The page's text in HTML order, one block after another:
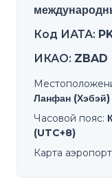
Код ИАТА:
ИКАО: ZBAD
Ланфан (Хэбэй)
Часовой пояс:
(UTC+8)
Карта